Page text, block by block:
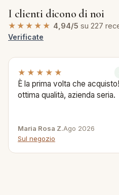
I clienti dicono di noi
★★★★★ 4,94/5 su 227
Verificate
★★★★★
È la prima volta che
ottima qualità, azienda seria.
Maria Rosa Z.Ago 2026
Sul negozio